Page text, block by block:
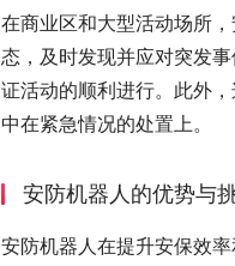
在商业区和大型活动场所
态，及时发现并应对突发
证活动的顺利进行。此外
中在紧急情况的处置上。
安防机器人的优势与
安防机器人在提升安保效